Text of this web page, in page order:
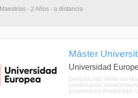
Maestrías - 2 Años - a distancia
Máster
Universidad
DescripcinEl Mster en
combinando
proporciona flexibilidad,